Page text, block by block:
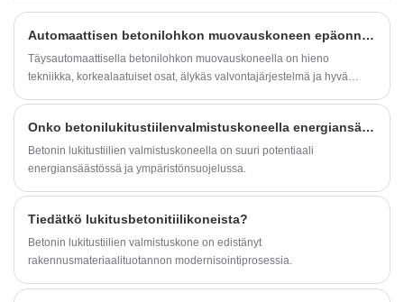
sinulle.
Automaattisen betonilohkon muovauskoneen epäonnistumisaste korkea?
Täysautomaattisella betonilohkon muovauskoneella on hieno
tekniikka, korkealaatuiset osat, älykäs valvontajärjestelmä ja hyvä
Onko betonilukitustiilenvalmistuskoneella energiansäästön ja ympäristönsuojelun etu?
Betonin lukitustiilien valmistuskoneella on suuri potentiaali
energiansäästössä ja ympäristönsuojelussa.
Tiedätkö lukitusbetonitiilikoneista?
Betonin lukitustiilien valmistuskone on edistänyt
rakennusmateriaalituotannon modernisointiprosessia.